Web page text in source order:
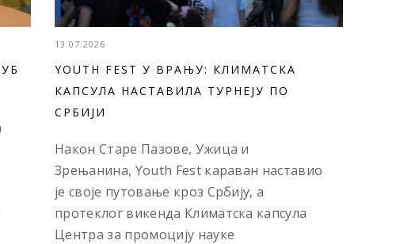
13.07.2026
YOUTH FEST У ВРАЊУ: КЛИМАТСКА
КАПСУЛА НАСТАВИЛА ТУРНЕЈУ ПО
СРБИЈИ
Након Старе Пазове, Ужица и
Зрењанина, Youth Fest караван наставио
је своје путовање кроз Србију, а
протеклог викенда Климатска капсула
Центра за промоцију науке